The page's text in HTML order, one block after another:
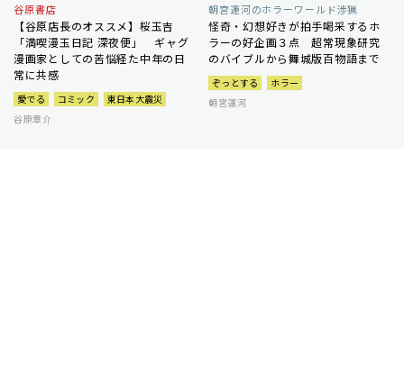
谷原書店
【谷原店長のオススメ】桜玉吉
「満喫漫玉日記 深夜便」 ギャグ
漫画家としての苦悩経た中年の日
常に共感
愛でる コミック
東日本大震災
谷原章介
朝宮運河のホラーワールド渉猟
怪奇・幻想好きが拍手喝采するホ
ラーの好企画３点 超常現象研究
のバイブルから舞城版百物語まで
ぞっとする
ホラー
朝宮運河